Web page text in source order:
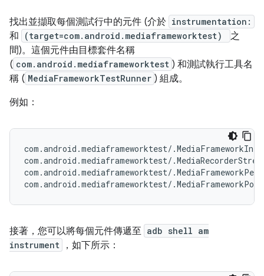
找出並擷取每個測試行中的元件 (介於 instrumentation:
和 (target=com.android.mediaframeworktest)
之
間)。這個元件由目標套件名稱
( com.android.mediaframeworktest ) 和測試執行工具名
稱 ( MediaFrameworkTestRunner ) 組成。
例如：
com.android.mediaframeworktest/
com.android.mediaframeworktest/
com.android.mediaframeworktest/
接著，您可以將每個元件傳遞至 adb shell am
instrument
，如下所示：